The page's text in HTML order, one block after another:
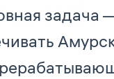
задача